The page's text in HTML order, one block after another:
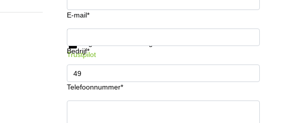
E-mail*
Bedrijf*
Telefoonnummer*
Krijg informatie en prijzen
Trustpilot